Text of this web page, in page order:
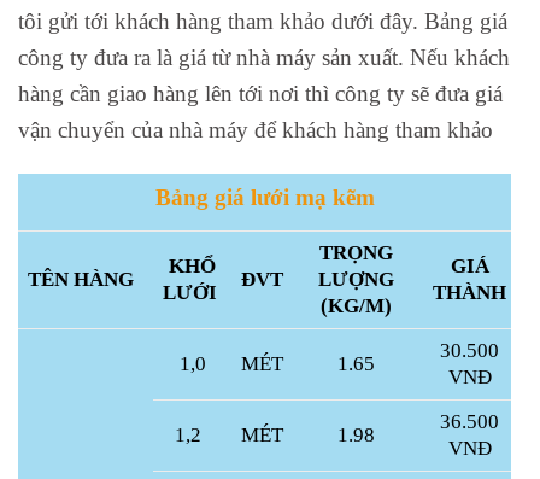
tôi gửi tới khách hàng tham khảo dưới đây. Bảng giá
công ty đưa ra là giá từ nhà máy sản xuất. Nếu khách
hàng cần giao hàng lên tới nơi thì công ty sẽ đưa giá
vận chuyển của nhà máy để khách hàng tham khảo
Bảng giá lưới mạ kẽm
TÊN HÀNG
KHỔ
LƯỚI
ĐVT
TRỌNG
LƯỢNG
(KG/M)
GIÁ
THÀNH
1,0 MÉT 1.65
30.500
VNĐ
1,2 MÉT 1.98
36.500
VNĐ